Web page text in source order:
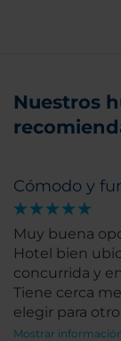
Nuestros
Cómodo y
Muy buena
Hotel bien
concurrida y
Tiene cerca
elegir para
Mostrar